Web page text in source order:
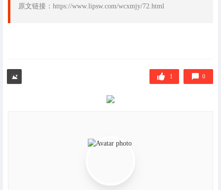
原文链接：https://www.lipsw.com/wcxmjy/72.html
1 0